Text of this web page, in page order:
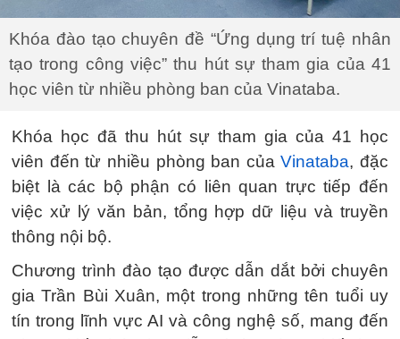
Khóa đào tạo chuyên đề “Ứng dụng trí tuệ nhân
tạo trong công việc” thu hút sự tham gia của 41
học viên từ nhiều phòng ban của Vinataba.
Khóa học đã thu hút sự tham gia của 41 học
viên đến từ nhiều phòng ban củaVinataba, đặc
biệt là các bộ phận có liên quan trực tiếp đến
việc xử lý văn bản, tổng hợp dữ liệu và truyền
thông nội bộ.
Chương trình đào tạo được dẫn dắt bởi chuyên
gia Trần Bùi Xuân, một trong những tên tuổi uy
tín trong lĩnh vực AI và công nghệ số, mang đến